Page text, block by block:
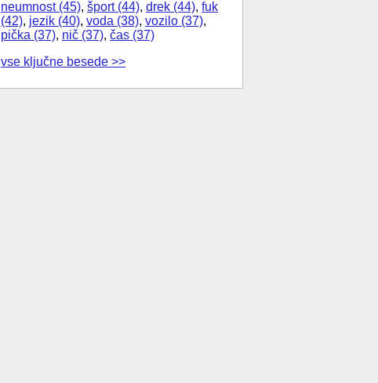
neumnost (45), šport (44), drek (44), fuk
(42), jezik (40), voda (38), vozilo (37),
pička (37), nič (37), čas (37)
vse ključne besede >>